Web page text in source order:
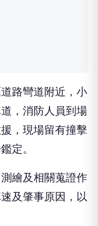
路彎道附近，小
，消防人員到場
，現場留有撞擊
定。